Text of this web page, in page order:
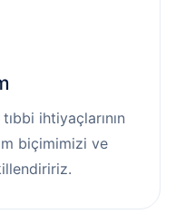
ihtiyaçlarının
biçimimizi ve